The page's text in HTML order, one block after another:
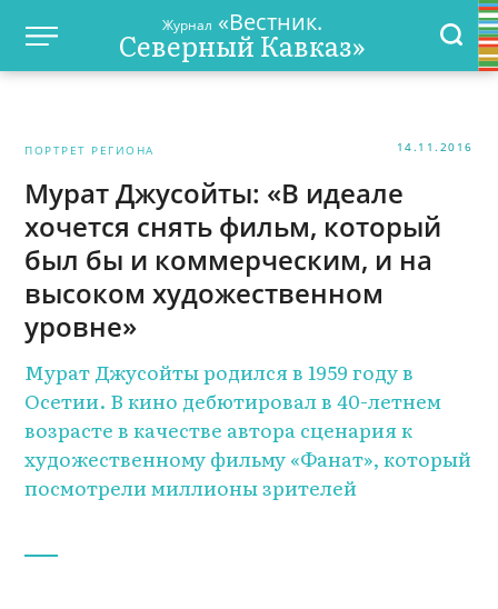
Журнал «Вестник.
Северный Кавказ»
ПОРТРЕТ РЕГИОНА 14.11.2016
Мурат Джусойты: «В идеале
хочется снять фильм, который
был бы и коммерческим, и на
высоком художественном
уровне»
Мурат Джусойты родился в 1959 году в
Осетии. В кино дебютировал в 40-летнем
возрасте в качестве автора сценария к
художественному фильму «Фанат», который
посмотрели миллионы зрителей